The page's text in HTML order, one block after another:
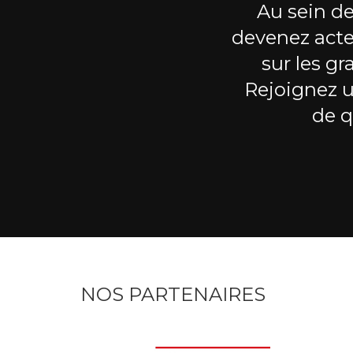
Au sein
devenez
sur les
Rejoignez
de
NOS PARTENAIRES